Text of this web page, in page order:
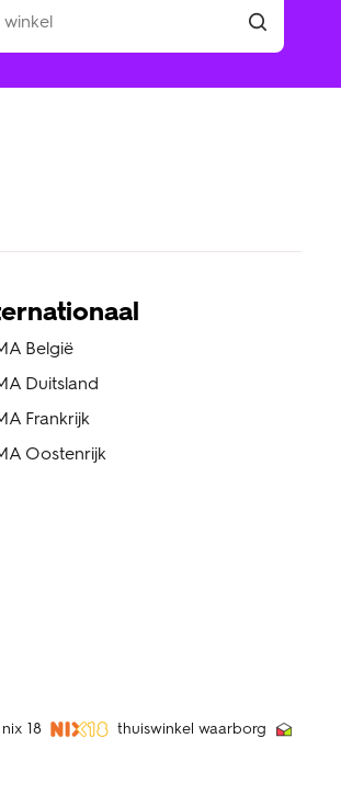
België
Duitsland
Frankrijk
Oostenrijk
nix 18 thuiswinkel waarborg